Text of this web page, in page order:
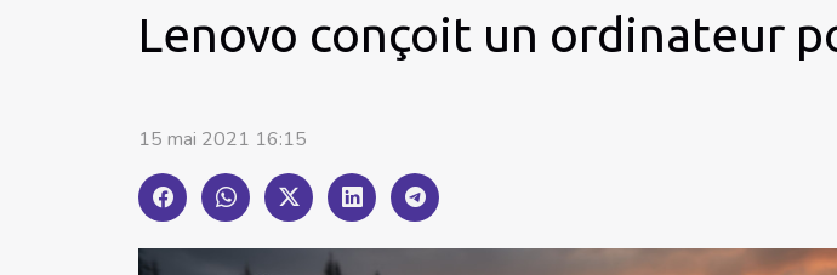
Lenovo conçoit un ordinateur
15 mai 2021 16:15